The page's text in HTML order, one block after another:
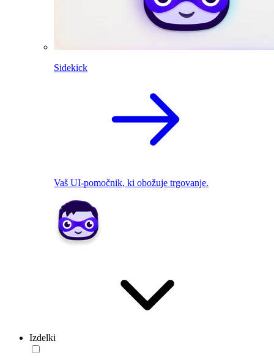
Sidekick
Vaš UI-pomočnik, ki obožuje trgovanje.
Izdelki